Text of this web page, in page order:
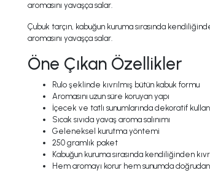
aromasını yavaşça salar.
Çubuk tarçın, kabuğun kuruma sırasında
aromasını yavaşça salar.
Öne Çıkan Özellikler
Rulo şeklinde kıvrılmış bütün kabuk formu
Aromasını uzun süre koruyan yapı
İçecek ve tatlı sunumlarında dekoratif
Sıcak sıvıda yavaş aroma salınımı
Geleneksel kurutma yöntemi
250 gramlık paket
Kabuğun kuruma sırasında kendiliğinden
Hem aromayı korur hem sunumda